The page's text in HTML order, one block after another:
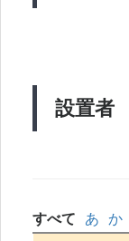
設置者
すべて あ か